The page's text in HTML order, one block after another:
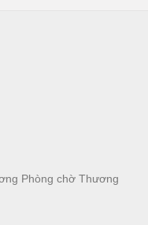
Phòng chờ Thương